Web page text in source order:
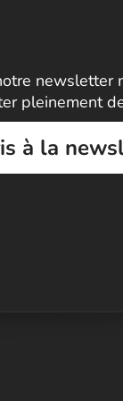
newsletter
pleinement
à la